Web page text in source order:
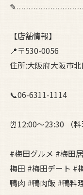
【店舗情報】
📍〒530-0056
住所:大阪府大阪市
📞06-6311-1114
⏰12:00～23:30 （
#梅田グルメ #梅田
梅田 #梅田デート #
鴨肉 #鴨肉飯 #鴨料